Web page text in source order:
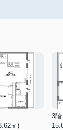
㎡)
3階